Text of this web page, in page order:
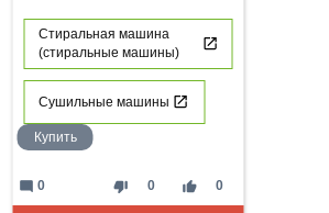
Стиральная машина
(стиральные машины)
Сушильные машины
Купить
thumb_down 0 thumb_up 0
mode_comment 0